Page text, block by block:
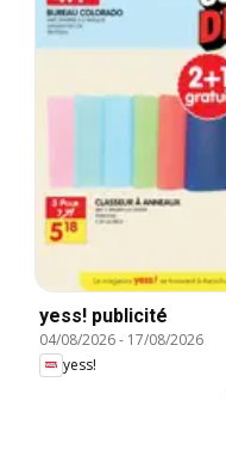
yess! publicité
04/08/2026- 17/08/2026
yess!